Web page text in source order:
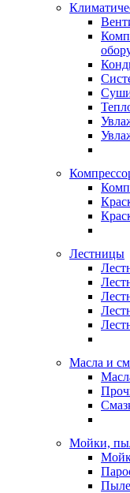
Лестницы
Масла и
Мойки,